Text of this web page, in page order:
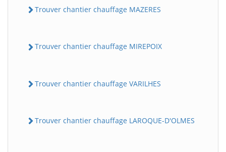
Trouver chantier chauffage MAZERES
Trouver chantier chauffage MIREPOIX
Trouver chantier chauffage VARILHES
Trouver chantier chauffage LAROQUE-D'OLMES